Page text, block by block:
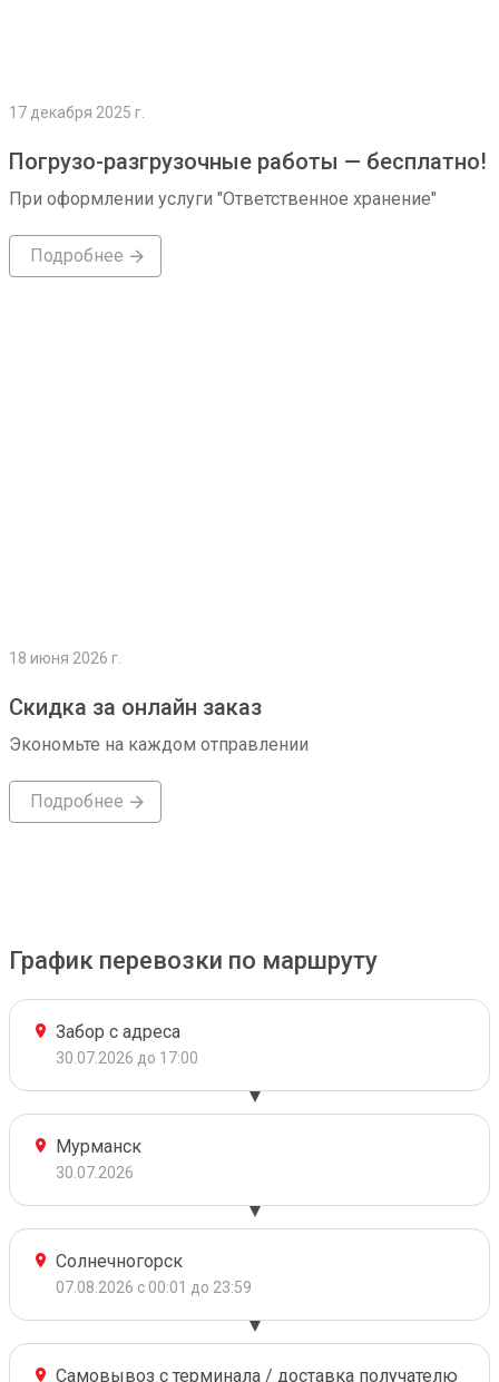
17 декабря 2025 г.
Погрузо-разгрузочные работы — бесплатно!
При оформлении услуги "Ответственное хранение"
Подробнее
18 июня 2026 г.
Скидка за онлайн заказ
Экономьте на каждом отправлении
Подробнее
График перевозки по маршруту
Забор с адреса
30.07.2026 до 17:00
Мурманск
30.07.2026
Солнечногорск
07.08.2026 с 00:01 до 23:59
Самовывоз с терминала / доставка получателю